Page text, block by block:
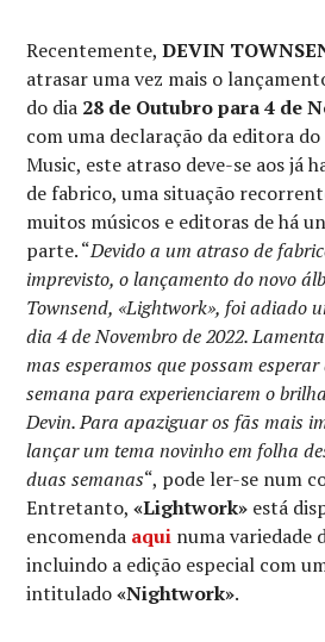
Recentemente,DEVIN
atrasar uma vez mais o
do dia 28 de Outubro para 4 de
com uma declaração da editora
Music, este atraso deve-se aos já
de fabrico, uma situação
muitos músicos e editoras de há
parte. “Devido a um atraso de
imprevisto, o lançamento do novo
Townsend, «Lightwork», foi adiado
dia 4 de Novembro de 2022.
mas esperamos que possam
semana para experienciarem o
Devin. Para apaziguar os fãs mais
lançar um tema novinho em folha
duas semanas“, pode ler-se num
Entretanto,«Lightwork» está
encomenda aqui numa variedade
incluindo a edição especial com
intitulado«Nightwork».